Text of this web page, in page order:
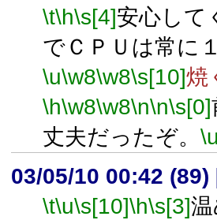
\t\h\s[4]安心して
でＣＰＵは常に
\u\w8\w8\s[10]焼
\h\w8\w8\n\n\s[0]
丈夫だったぞ。
03/05/10 00:42 (89)
\t\u\s[10]\h\s[3]